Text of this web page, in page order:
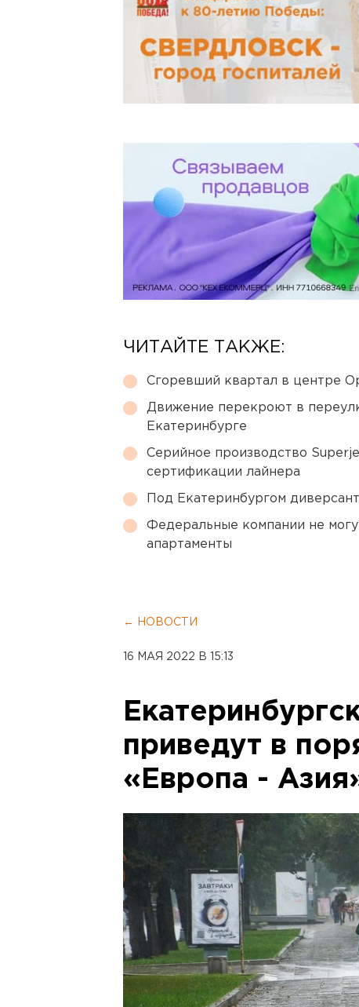
ЧИТАЙТЕ ТАКЖЕ:
Сгоревший квартал в центре
Движение перекроют в
Екатеринбурге
Серийное производство
сертификации лайнера
Под Екатеринбургом
Федеральные компании не
апартаменты
← НОВОСТИ
16 МАЯ 2022 В 15:13
приведут в
«Европа -